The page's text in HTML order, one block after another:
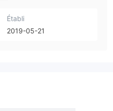
Établi
2019-05-21